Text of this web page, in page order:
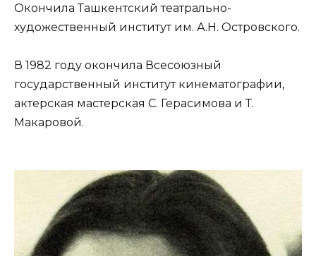
Окончила Ташкентский театрально-
художественный институт им. А.Н. Островского.
В 1982 году окончила Всесоюзный
государственный институт кинематографии,
актерская мастерская С. Герасимова и Т.
Макаровой.